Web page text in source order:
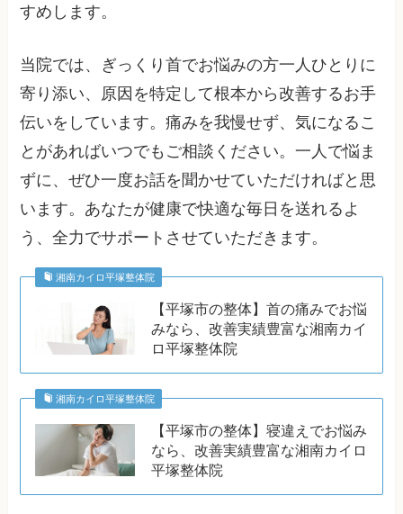
すめします。
当院では、ぎっくり首でお悩みの方一人ひとりに
寄り添い、原因を特定して根本から改善するお手
伝いをしています。痛みを我慢せず、気になるこ
とがあればいつでもご相談ください。一人で悩ま
ずに、ぜひ一度お話を聞かせていただければと思
います。あなたが健康で快適な毎日を送れるよ
う、全力でサポートさせていただきます。
湘南カイロ平塚整体院
【平塚市の整体】首の痛みでお悩
みなら、改善実績豊富な湘南カイ
ロ平塚整体院
湘南カイロ平塚整体院
【平塚市の整体】寝違えでお悩み
なら、改善実績豊富な湘南カイロ
平塚整体院